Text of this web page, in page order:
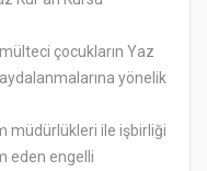
çocukların Yaz
yönelik
müdürlükleri ile işbirliği
eden engelli